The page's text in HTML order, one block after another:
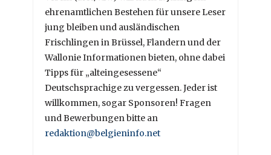
ehrenamtlichen Bestehen für unsere Leser
jung bleiben und ausländischen
Frischlingen in Brüssel, Flandern und der
Wallonie Informationen bieten, ohne dabei
Tipps für „alteingesessene“
Deutschsprachige zu vergessen. Jeder ist
willkommen, sogar Sponsoren! Fragen
und Bewerbungen bitte an
redaktion@belgieninfo.net